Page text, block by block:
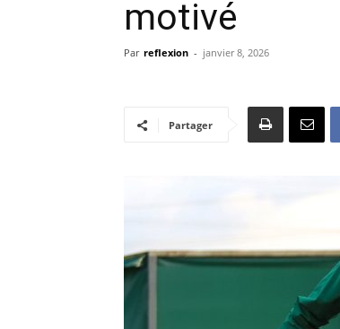
motivé
Par reflexion - janvier 8, 2026
Partager